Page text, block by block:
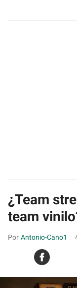
¿Team
team
Antonio-Cano1